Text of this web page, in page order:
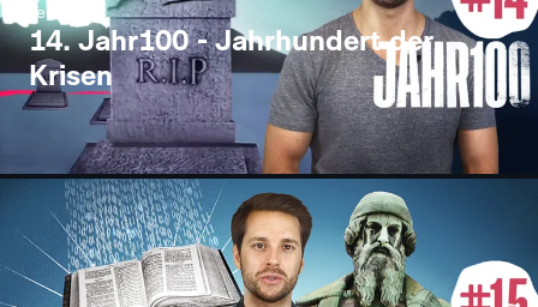
Terra X
14. Jahr100 - Jahrhundert der
Krisen